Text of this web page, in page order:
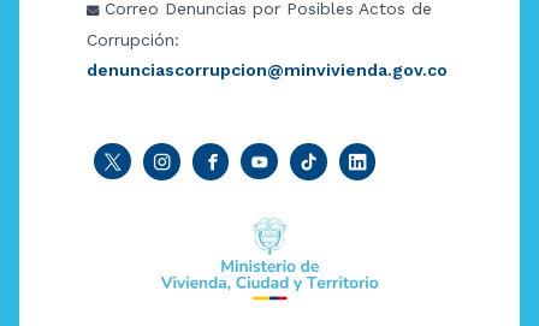
Correo Denuncias por Posibles Actos de
Corrupción:
denunciascorrupcion@minvivienda.gov.co